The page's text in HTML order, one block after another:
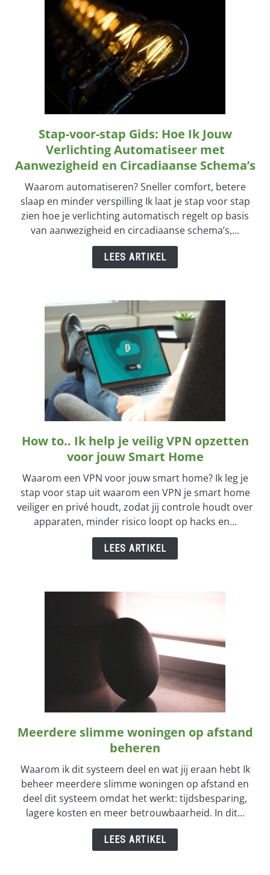
link
to
Stap-
stap
Gids:
Hoe
Ik
Jouw
Verlichting
en
Circadiaanse
Schema’s
Stap-voor-stap Gids: Hoe Ik Jouw
Verlichting Automatiseer met
Aanwezigheid en Circadiaanse Schema’s
Waarom automatiseren? Sneller comfort, betere
slaap en minder verspilling Ik laat je stap voor stap
zien hoe je verlichting automatisch regelt op basis
van aanwezigheid en circadiaanse schema’s,...
LEES ARTIKEL
link
to
to..
Ik
help
je
veilig
VPN
Home
How to.. Ik help je veilig VPN opzetten
voor jouw Smart Home
Waarom een VPN voor jouw smart home? Ik leg je
stap voor stap uit waarom een VPN je smart home
veiliger en privé houdt, zodat jij controle houdt over
apparaten, minder risico loopt op hacks en...
LEES ARTIKEL
link
to
slimme
woningen
op
afstand
beheren
Meerdere slimme woningen op afstand
beheren
Waarom ik dit systeem deel en wat jij eraan hebt Ik
beheer meerdere slimme woningen op afstand en
deel dit systeem omdat het werkt: tijdsbesparing,
lagere kosten en meer betrouwbaarheid. In dit...
LEES ARTIKEL